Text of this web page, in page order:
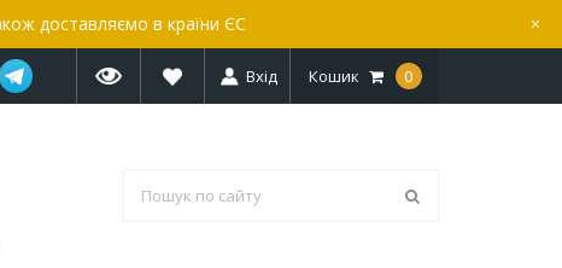
доставляємо в країни ЄС ×
Вхід Кошик 0